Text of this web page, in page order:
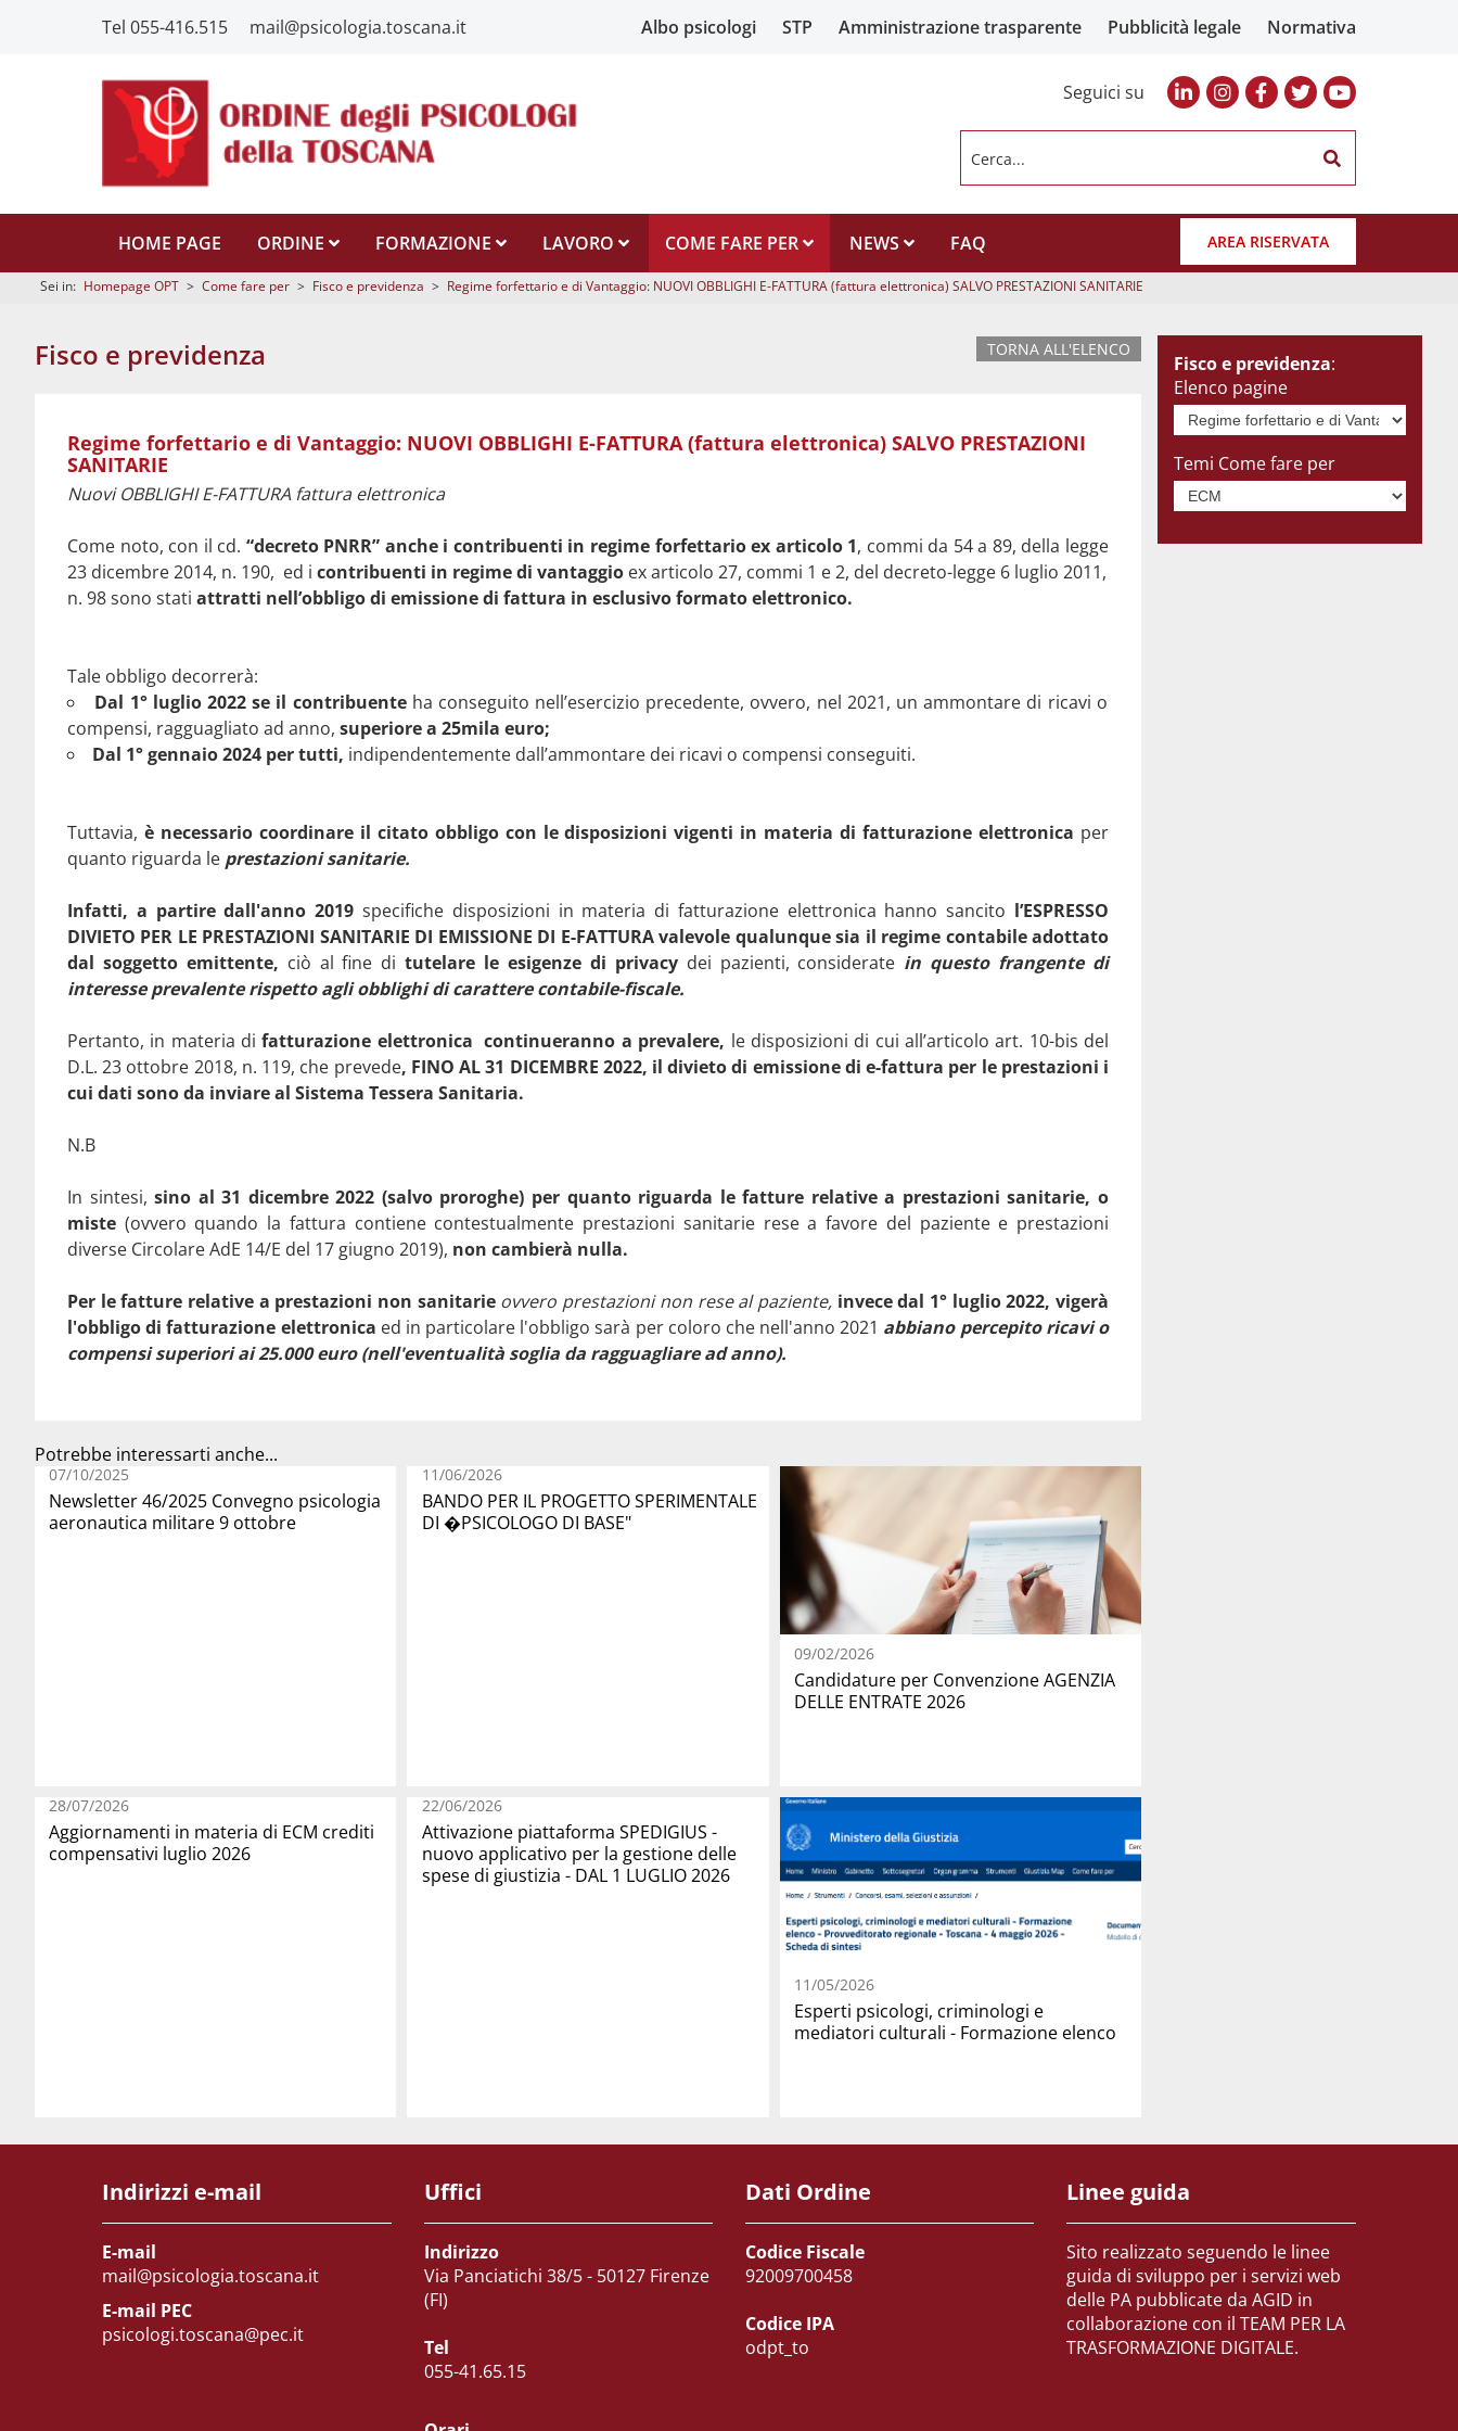
Tel 055-416.515 mail@psicologia.toscana.it Albo psicologi STP Amministrazione trasparente Pubblicità legale Normativa
Seguici su
Cerca...
HOME PAGE ORDINE FORMAZIONE LAVORO COME FARE PER NEWS FAQ AREA RISERVATA
Sei in: Homepage OPT > Come fare per > Fisco e previdenza > Regime forfettario e di Vantaggio: NUOVI OBBLIGHI E-FATTURA (fattura elettronica) SALVO PRESTAZIONI SANITARIE
Fisco e previdenza TORNA ALL'ELENCO
Regime forfettario e di Vantaggio: NUOVI OBBLIGHI E-FATTURA (fattura elettronica) SALVO PRESTAZIONI
SANITARIE
Nuovi OBBLIGHI E-FATTURA fattura elettronica
Come noto, con il cd. “decreto PNRR” anche i contribuenti in regime forfettario ex articolo 1, commi da 54 a 89, della legge
23 dicembre 2014, n. 190, ed i contribuenti in regime di vantaggio ex articolo 27, commi 1 e 2, del decreto-legge 6 luglio 2011,
n. 98 sono stati attratti nell’obbligo di emissione di fattura in esclusivo formato elettronico.
Tale obbligo decorrerà:
Dal 1° luglio 2022 se il contribuente ha conseguito nell’esercizio precedente, ovvero, nel 2021, un ammontare di ricavi o
compensi, ragguagliato ad anno, superiore a 25mila euro;
Dal 1° gennaio 2024 per tutti, indipendentemente dall’ammontare dei ricavi o compensi conseguiti.
Tuttavia, è necessario coordinare il citato obbligo con le disposizioni vigenti in materia di fatturazione elettronica per
quanto riguarda le prestazioni sanitarie.
Infatti, a partire dall'anno 2019 specifiche disposizioni in materia di fatturazione elettronica hanno sancito l’ESPRESSO
DIVIETO PER LE PRESTAZIONI SANITARIE DI EMISSIONE DI E-FATTURA valevole qualunque sia il regime contabile adottato
dal soggetto emittente, ciò al fine ditutelare le esigenze di privacydei pazienti, considerate in questo frangente di
interesse prevalente rispetto agli obblighi di carattere contabile-fiscale.
Pertanto, in materia di fatturazione elettronica continueranno a prevalere, le disposizioni di cui all’articolo art. 10-bis del
D.L. 23 ottobre 2018, n. 119, che prevede, FINO AL 31 DICEMBRE 2022, il divieto di emissione di e-fattura per le prestazioni i
cui dati sono da inviare al Sistema Tessera Sanitaria.
N.B
In sintesi, sino al 31 dicembre 2022 (salvo proroghe) per quanto riguarda le fatture relative a prestazioni sanitarie, o
miste (ovvero quando la fattura contiene contestualmente prestazioni sanitarie rese a favore del paziente e prestazioni
diverse Circolare AdE 14/E del 17 giugno 2019), non cambierà nulla.
Per le fatture relative a prestazioni non sanitarie ovvero prestazioni non rese al paziente,invece dal 1° luglio 2022, vigerà
l'obbligo di fatturazione elettronica ed in particolare l'obbligo sarà per coloro che nell'anno 2021 abbiano percepito ricavi o
compensi superiori ai 25.000 euro (nell'eventualità soglia da ragguagliare ad anno).
Potrebbe interessarti anche...
07/10/2025
Newsletter 46/2025 Convegno psicologia
aeronautica militare 9 ottobre
11/06/2026
BANDO PER IL PROGETTO SPERIMENTALE
DI �PSICOLOGO DI BASE"
09/02/2026
Candidature per Convenzione AGENZIA
DELLE ENTRATE 2026
28/07/2026
Aggiornamenti in materia di ECM crediti
compensativi luglio 2026
22/06/2026
Attivazione piattaforma SPEDIGIUS -
nuovo applicativo per la gestione delle
spese di giustizia - DAL 1 LUGLIO 2026
11/05/2026
Esperti psicologi, criminologi e
mediatori culturali - Formazione elenco
Fisco e previdenza:
Elenco pagine
Temi Come fare per
Indirizzi e-mail
E-mail
mail@psicologia.toscana.it
E-mail PEC
psicologi.toscana@pec.it
Uffici
Indirizzo
Via Panciatichi 38/5 - 50127 Firenze
(FI)
Tel
055-41.65.15
Dati Ordine
Codice Fiscale
92009700458
Codice IPA
odpt_to
Linee guida
Sito realizzato seguendo le linee
guida di sviluppo per i servizi web
delle PA pubblicate da AGID in
collaborazione con il TEAM PER LA
TRASFORMAZIONE DIGITALE.